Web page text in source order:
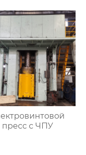
пресс с ЧПУ